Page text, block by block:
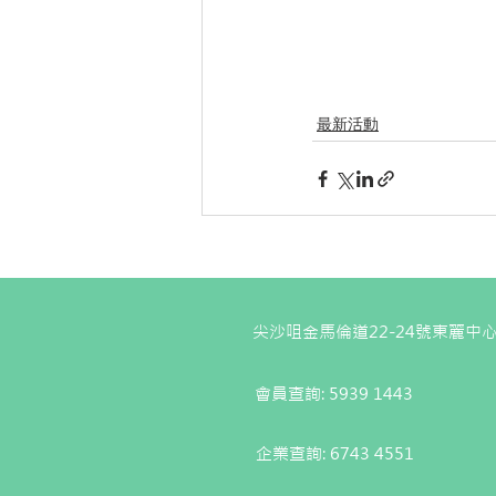
最新活動
尖沙咀金馬倫道22-24號東麗中
會員查詢: 5939 1443
企業查詢: 6743 4551